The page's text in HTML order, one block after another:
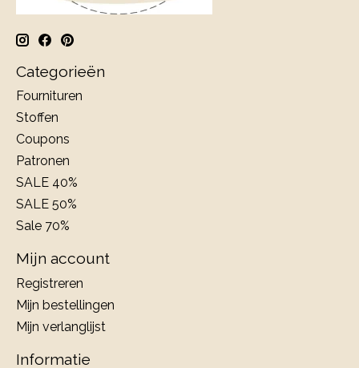
Categorieën
Fournituren
Stoffen
Coupons
Patronen
SALE 40%
SALE 50%
Sale 70%
Mijn account
Registreren
Mijn bestellingen
Mijn verlanglijst
Informatie